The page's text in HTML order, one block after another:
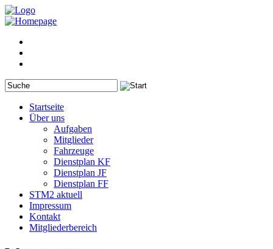
Startseite
Über uns
Aufgaben
Mitglieder
Fahrzeuge
Dienstplan KF
Dienstplan JF
Dienstplan FF
STM2 aktuell
Impressum
Kontakt
Mitgliederbereich